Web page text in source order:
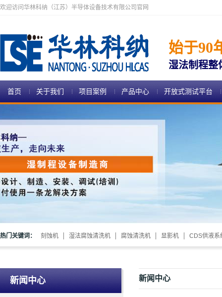
欢迎访问华林科纳（江苏）半导体设备技术有限公司官网
始于90
湿法制程整
首页 关于我们 项目案例 产品中心 开放式测试平台
热门关键词： 刻蚀机 湿法腐蚀清洗机 腐蚀清洗机 显影机 CDS供液系
新闻中心 新闻中心